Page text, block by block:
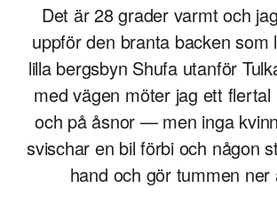
Det är 28 grader varmt och
uppför den branta backen som
lilla bergsbyn Shufa utanför
med vägen möter jag ett
och på åsnor — men inga
svischar en bil förbi och någon
hand och gör tummen ner